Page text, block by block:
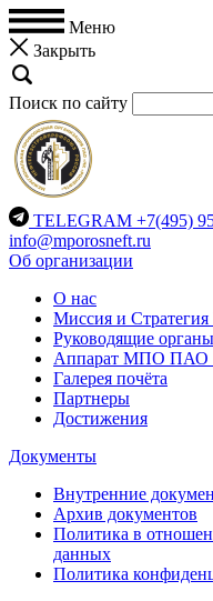
Меню
Закрыть
Поиск по сайту
TELEGRAM +7(495)
info@mporosneft.ru
Об организации
О нас
Миссия и
Руководящие органы
Аппарат МПО ПАО
Галерея почёта
Партнеры
Достижения
Документы
Внутренние
Архив документов
Политика в
данных
Политика